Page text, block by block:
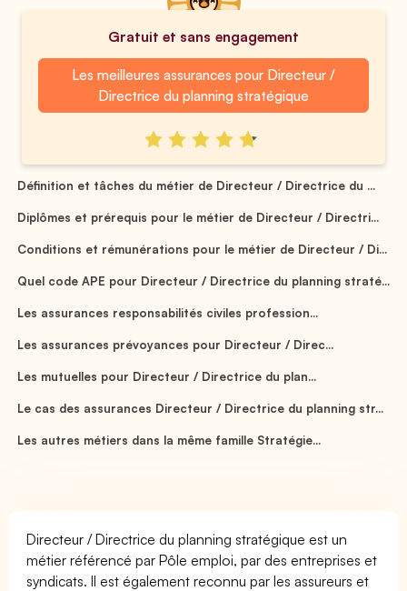
Gratuit et sans engagement
Les meilleures assurances pour Directeur /
Directrice du planning stratégique
Définition et tâches du métier de Directeur / Directrice du ...
Diplômes et prérequis pour le métier de Directeur / Directri...
Conditions et rémunérations pour le métier de Directeur / Di...
Quel code APE pour Directeur / Directrice du planning straté...
Les assurances responsabilités civiles profession...
Les assurances prévoyances pour Directeur / Direc...
Les mutuelles pour Directeur / Directrice du plan...
Le cas des assurances Directeur / Directrice du planning str...
Les autres métiers dans la même famille Stratégie...
Directeur / Directrice du planning stratégique est un
métier référencé par Pôle emploi, par des entreprises et
syndicats. Il est également reconnu par les assureurs et